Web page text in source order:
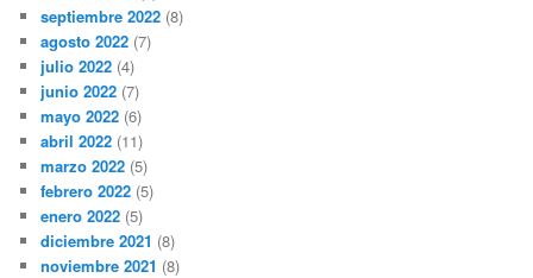
septiembre 2022 (8)
agosto 2022 (7)
julio 2022 (4)
junio 2022 (7)
mayo 2022 (6)
abril 2022 (11)
marzo 2022 (5)
febrero 2022 (5)
enero 2022 (5)
diciembre 2021 (8)
noviembre 2021 (8)